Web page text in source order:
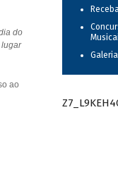
do
ao
Galeria